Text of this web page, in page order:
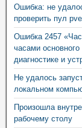
Ошибка: не
проверить пул
Ошибка 2457
часами
диагностике и
Не удалось
локальном
Произошла
рабочему столу